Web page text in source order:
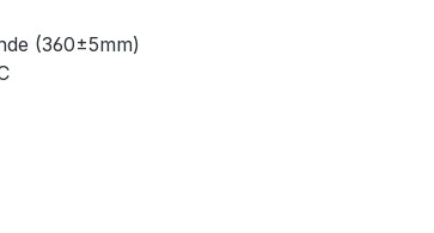
(360±5mm)